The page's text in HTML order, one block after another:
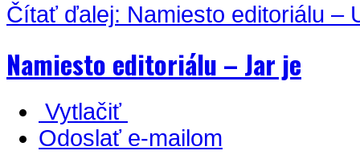
Čítať ďalej: Namiesto editoriálu –
Namiesto editoriálu – Jar je
Vytlačiť
Odoslať e-mailom